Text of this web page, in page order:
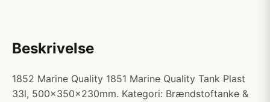
Beskrivelse
1852 Marine Quality 1851 Marine Quality Tank Plast
33l, 500x350x230mm. Kategori: Brændstoftanke &